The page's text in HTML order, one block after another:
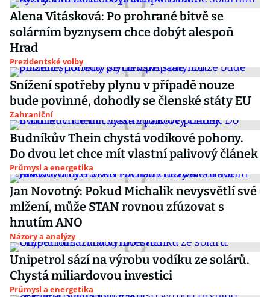
Alena Vitásková: Po prohrané bitvě se
solárním byznysem chce dobýt alespoň
Hrad
Prezidentské volby
Snížení spotřeby plynu v případě nouze
bude povinné, dohodly se členské státy EU
Zahraniční
Budníkův Thein chystá vodíkové pohony.
Do dvou let chce mít vlastní palivový článek
Průmysl a energetika
Jan Novotný: Pokud Michalik nevysvětlí své
mlžení, může STAN rovnou zfúzovat s
hnutím ANO
Názory a analýzy
Unipetrol sází na výrobu vodíku ze solárů.
Chystá miliardovou investici
Průmysl a energetika